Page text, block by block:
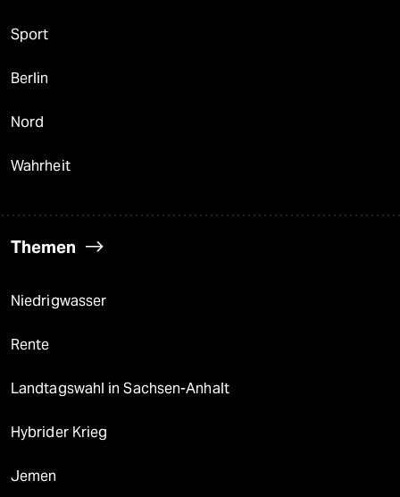
Sport
Berlin
Nord
Wahrheit
Themen
Niedrigwasser
Rente
Landtagswahl in Sachsen-Anhalt
Hybrider Krieg
Jemen